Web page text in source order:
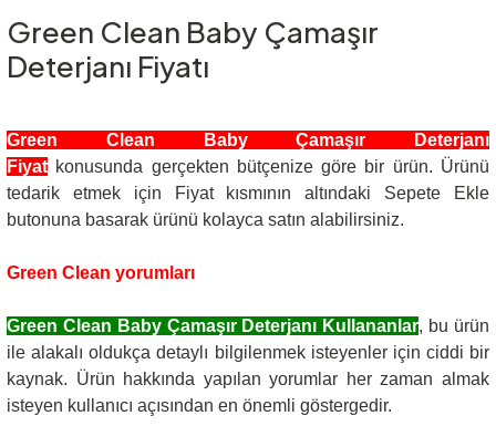
Green Clean Baby Çamaşır
Deterjanı Fiyatı
Green Clean Baby Çamaşır Deterjanı
Fiyat konusunda gerçekten bütçenize göre bir ürün. Ürünü
tedarik etmek için Fiyat kısmının altındaki Sepete Ekle
butonuna basarak ürünü kolayca satın alabilirsiniz.
Green Clean yorumları
Green Clean Baby Çamaşır Deterjanı Kullananlar, bu ürün
ile alakalı oldukça detaylı bilgilenmek isteyenler için ciddi bir
kaynak. Ürün hakkında yapılan yorumlar her zaman almak
isteyen kullanıcı açısından en önemli göstergedir.